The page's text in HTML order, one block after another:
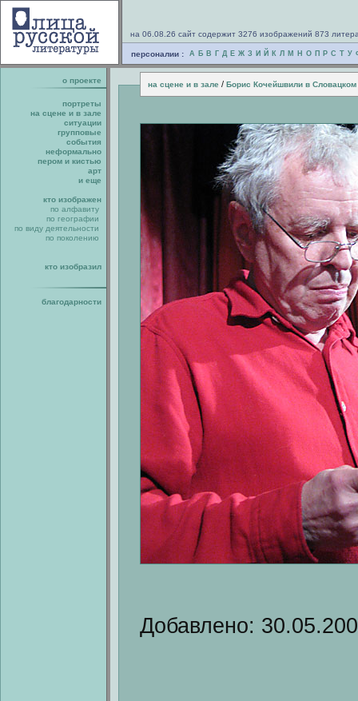
на 06.08.26 сайт содержит 3276 изображений 873
персоналии : А Б В Г Д Е Ж З И Й К Л М Н О П Р С Т У
о проекте на сцене и в зале / Борис Кочейшвили в Словацком
портреты
на сцене и в зале
ситуации
групповые
события
неформально
пером и кистью
арт
и еще
кто изображен
по алфавиту
по географии
по виду деятельности
по поколению
кто изобразил
благодарности
Добавлено: